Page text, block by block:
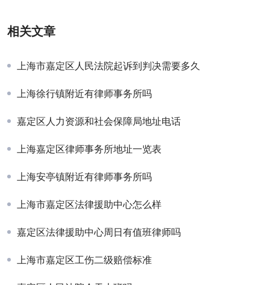
相关文章
上海市嘉定区人民法院起诉到判决需要多久
上海徐行镇附近有律师事务所吗
嘉定区人力资源和社会保障局地址电话
上海嘉定区律师事务所地址一览表
上海安亭镇附近有律师事务所吗
上海市嘉定区法律援助中心怎么样
嘉定区法律援助中心周日有值班律师吗
上海市嘉定区工伤二级赔偿标准